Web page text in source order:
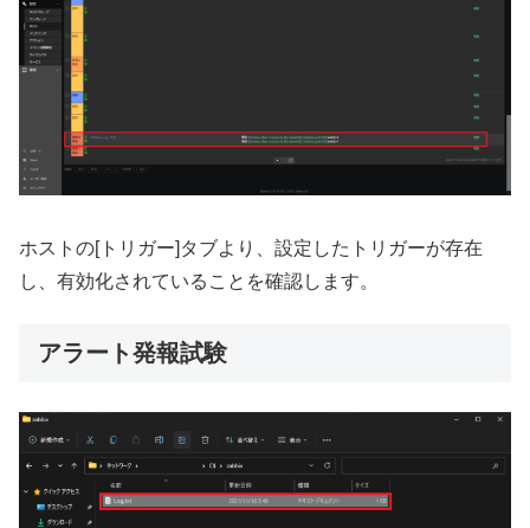
ホストの[トリガー]タブより、設定したトリガーが存在
し、有効化されていることを確認します。
アラート発報試験